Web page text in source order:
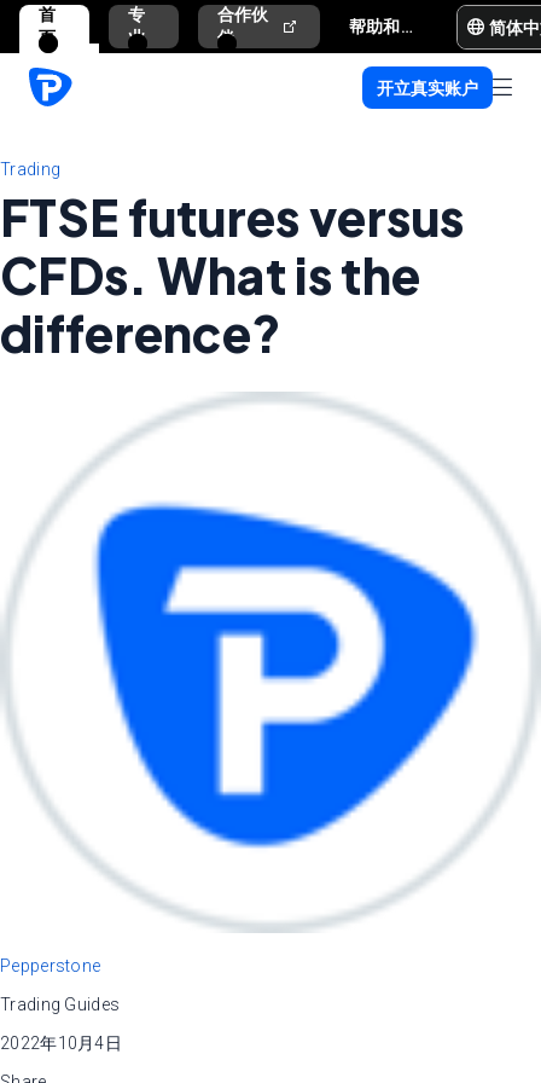
首
页
专
业
合作伙
伴
帮助和支持 简体
开立真实账户
Trading
FTSE futures versus
CFDs. What is the
difference?
Pepperstone
Trading Guides
2022年10月4日